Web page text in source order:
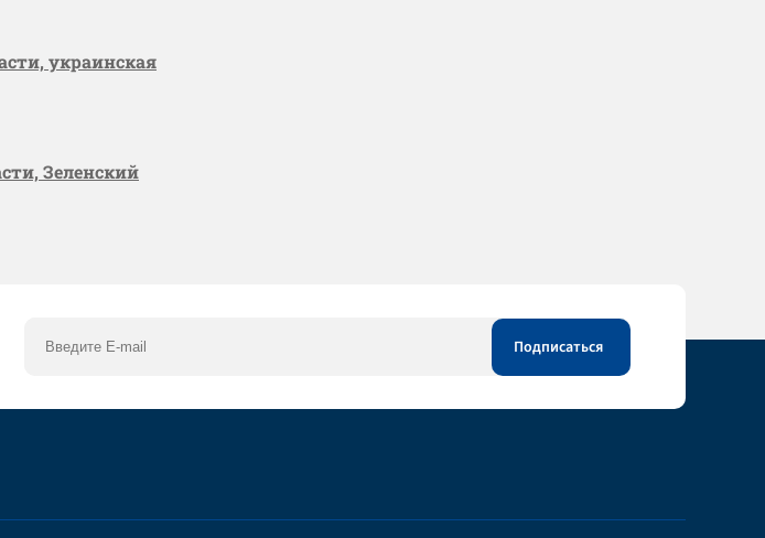
украинская
Зеленский